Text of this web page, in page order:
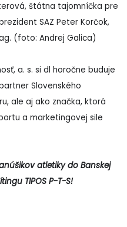
štátna tajomníčka pre
SAZ Peter Korčok,
(foto: Andrej Galica)
a. s. si dl horočne buduje
Slovenského
ale aj ako značka, ktorá
a marketingovej sile
atletiky do Banskej
TIPOS P-T-S!